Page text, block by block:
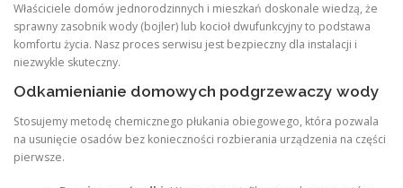
Właściciele domów jednorodzinnych i mieszkań doskonale wiedzą, że
sprawny zasobnik wody (bojler) lub kocioł dwufunkcyjny to podstawa
komfortu życia. Nasz proces serwisu jest bezpieczny dla instalacji i
niezwykle skuteczny.
Odkamienianie domowych podgrzewaczy wody
Stosujemy metodę chemicznego płukania obiegowego, która pozwala
na usunięcie osadów bez konieczności rozbierania urządzenia na części
pierwsze.